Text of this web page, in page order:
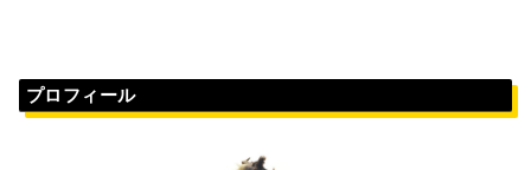
プロフィール